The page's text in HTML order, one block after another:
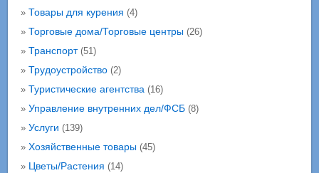
» Товары для курения (4)
» Торговые дома/Торговые центры(26)
» Транспорт(51)
» Трудоустройство(2)
» Туристические агентства(16)
» Управление внутренних дел/ФСБ(8)
» Услуги (139)
» Хозяйственные товары(45)
» Цветы/Растения (14)